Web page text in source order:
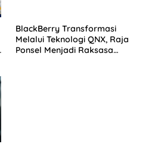
BlackBerry Transformasi
Melalui Teknologi QNX, Raja
Ponsel Menjadi Raksasa